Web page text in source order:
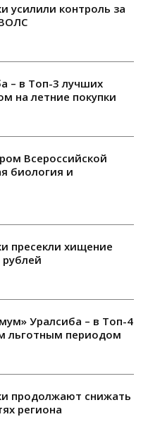
усилили контроль за
– в Топ-3 лучших
на летние покупки
Всероссийской
биология и
пресекли хищение
Уралсиба – в Топ-4
льготным периодом
продолжают снижать
региона